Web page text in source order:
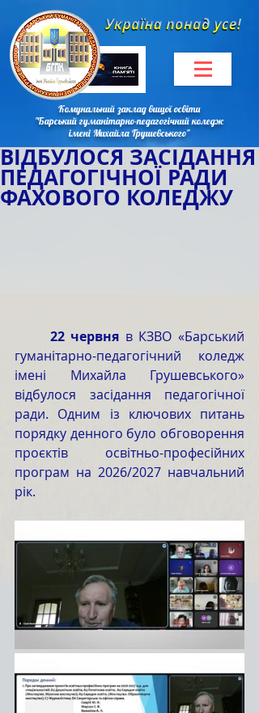
Комунальний заклад вищої освіти
"Барський гуманітарно-педагогічний коледж
імені Михайла Грушевського"
ВІДБУЛОСЯ ЗАСІДАННЯ
ПЕДАГОГІЧНОЇ РАДИ
ФАХОВОГО КОЛЕДЖУ
	22 червня
в КЗВО «Барський
гуманітарно-педагогічний коледж
імені Михайла Грушевського»
відбулося засідання педагогічної
ради. Одним із ключових питань
порядку денного було обговорення
проєктів освітньо-професійних
програм на 2026/2027 навчальний
рік.